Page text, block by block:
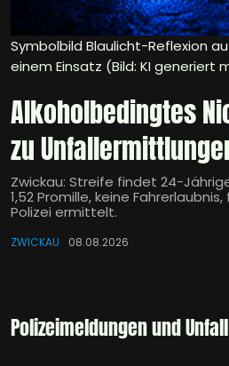
Symbolbild Blaulicht-Reflexion
einem Einsatz (Bild: KI generiert
Alkoholbedingtes
zu
Zwickau: Streife findet 24-
1,52 Promille, keine
Polizei ermittelt.
ZWICKAU 08.08.2026
Polizeimeldungen und